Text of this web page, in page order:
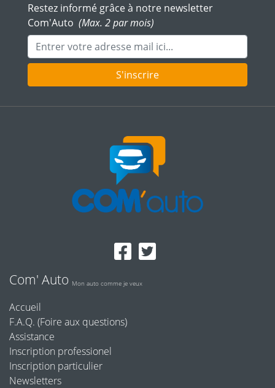
Restez informé grâce à notre newsletter
Com'Auto (Max. 2 par mois)
Adresse mail
S'inscrire
Com' Auto Mon auto comme je veux
Accueil
F.A.Q. (Foire aux questions)
Assistance
Inscription professionel
Inscription particulier
Newsletters